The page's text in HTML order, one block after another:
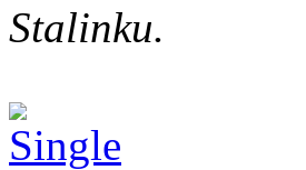
Stalinku.